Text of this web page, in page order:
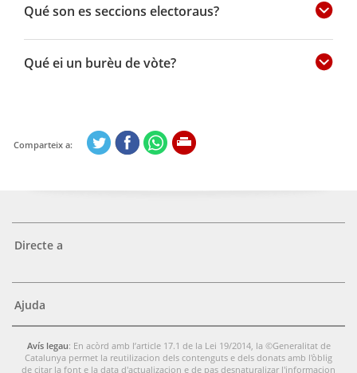
Qué son es seccions electoraus?
Qué ei un burèu de vòte?
Comparteix a:
Directe a
Ajuda
Avís legau: En acòrd amb l’article 17.1 de la Lei 19/2014, la ©Generalitat de
Catalunya permet la reutilizacion dels contenguts e dels donats amb l'òblig
de citar la font e la data d'actualizacion e de pas desnaturalizar l'informacion